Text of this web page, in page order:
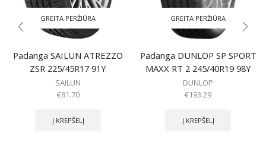
GREITA PERŽIŪRA
Padanga SAILUN ATREZZO
ZSR 225/45R17 91Y
SAILUN
€81.70
Į KREPŠELĮ
GREITA PERŽIŪRA
Padanga DUNLOP SP SPORT
MAXX RT 2 245/40R19 98Y
DUNLOP
€193.29
Į KREPŠELĮ